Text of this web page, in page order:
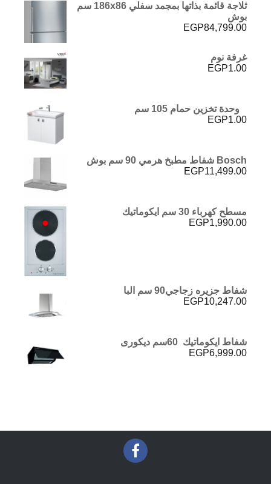
ثلاجة قائمة بذاتها بمجمد سفلي 186x86 سم
بوش
EGP84,799.00
غرفة نوم
EGP1.00
وحدة تخزين حمام 105 سم
EGP1.00
Bosch شفاط مطبخ هرمي 90 سم بوش
EGP11,499.00
مسطح كهرباء 30 سم ايكوماتيك
EGP1,990.00
شفاط جزيره زجاجي90 سم البا
EGP10,247.00
شفاط ايكوماتيك 60سم ديكورى
EGP6,999.00